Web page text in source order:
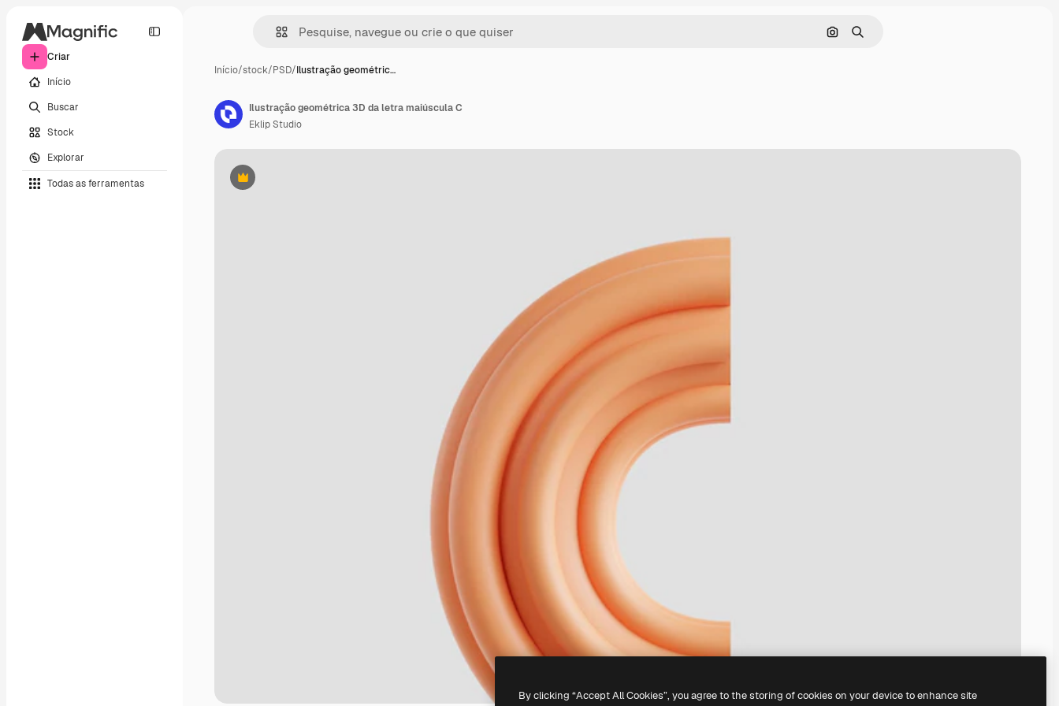
Criar
Início
Buscar
Stock
Explorar
Todas as ferramentas
Pesquisar por imagem
Buscar
Início/stock/PSD/Ilustração geométric…
Premium
Ilustração geométrica 3D da letra maiúscula C
Eklip Studio
By clicking “Accept All Cookies”, you agree to the storing of cookies on your device to enhance site